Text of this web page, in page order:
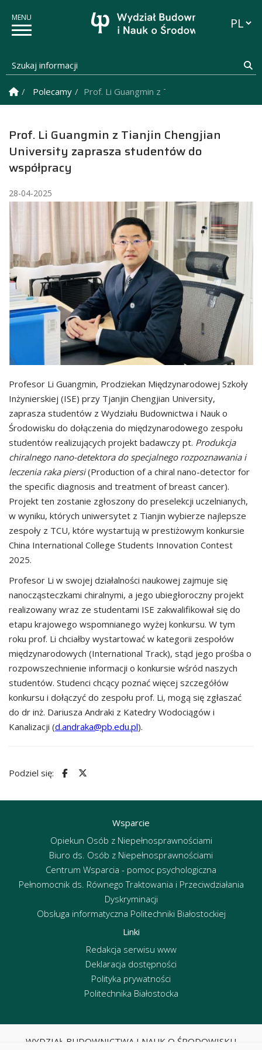
Szukaj informacji
Strona Główna
Polecamy Prof. Li Guangmin z Tianjin Chengjian
Prof. Li Guangmin z Tianjin Chengjian
University zaprasza studentów do
współpracy
28-04-2025
Profesor Li Guangmin, Prodziekan Międzynarodowej Szkoły
Inżynierskiej (ISE) przy Tjanjin Chengjian University,
zaprasza studentów z Wydziału Budownictwa i Nauk o
Środowisku do dołączenia do międzynarodowego zespołu
studentów realizujących projekt badawczy pt. Produkcja
chiralnego nano-detektora do specjalnego rozpoznawania i
leczenia raka piersi(Production of a chiral nano-detector for
the specific diagnosis and treatment of breast cancer).
Projekt ten zostanie zgłoszony do preselekcji uczelnianych,
w wyniku, których uniwersytet z Tianjin wybierze najlepsze
zespoły z TCU, które wystartują w prestiżowym konkursie
China International College Students Innovation Contest
2025.
Profesor Li w swojej działalności naukowej zajmuje się
nanocząsteczkami chiralnymi, a jego ubiegłoroczny projekt
realizowany wraz ze studentami ISE zakwalifikował się do
etapu krajowego wspomnianego wyżej konkursu. W tym
roku prof. Li chciałby wystartować w kategorii zespołów
międzynarodowych (International Track), stąd jego prośba o
rozpowszechnienie informacji o konkursie wśród naszych
studentów. Studenci chcący poznać więcej szczegółów
konkursu i dołączyć do zespołu prof. Li, mogą się zgłaszać
do dr inż. Dariusza Andraki z Katedry Wodociągów i
Kanalizacji (d.andraka@pb.edu.pl).
Podziel się:
Wsparcie
Opiekun Osób z Niepełnosprawnościami
Biuro ds. Osób z Niepełnosprawnościami
Centrum Wsparcia - pomoc psychologiczna
Pełnomocnik ds. Równego Traktowania i Przeciwdziałania
Dyskryminacji
Obsługa informatyczna Politechniki Białostockiej
Linki
Redakcja serwisu www
Deklaracja dostępności
Polityka prywatności
Politechnika Białostocka
WYDZIAŁ BUDOWNICTWA I NAUK O ŚRODOWISKU